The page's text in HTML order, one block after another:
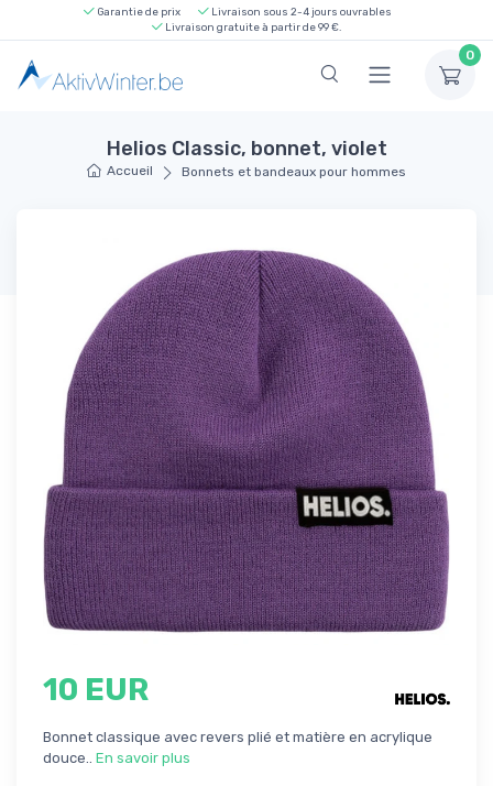
Garantie de prix
Livraison sous 2-4 jours ouvrables
Livraison gratuite à partir de 99 €.
0
Helios Classic, bonnet, violet
Accueil Bonnets et bandeaux pour hommes
10 EUR
Bonnet classique avec revers plié et matière en acrylique
douce.. En savoir plus